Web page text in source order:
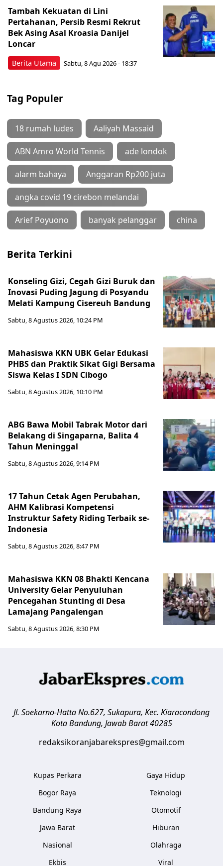
Berita Utama
Tambah Kekuatan di Lini
Pertahanan, Persib Resmi Rekrut
Bek Asing Asal Kroasia Danijel
Loncar
Sabtu, 8 Agu 2026 - 18:37
Tag Populer
18 rumah ludes Aaliyah Massaid
ABN Amro World Tennis ade londok
alarm bahaya Anggaran Rp200 juta
angka covid 19 cirebon melandai
Arief Poyuono banyak pelanggar china
Berita Terkini
Konseling Gizi, Cegah Gizi Buruk dan
Inovasi Puding Jagung di Posyandu
Melati Kampung Cisereuh Bandung
Sabtu, 8 Agustus 2026, 10:24 PM
Mahasiswa KKN UBK Gelar Edukasi
PHBS dan Praktik Sikat Gigi Bersama
Siswa Kelas I SDN Cibogo
Sabtu, 8 Agustus 2026, 10:10 PM
ABG Bawa Mobil Tabrak Motor dari
Belakang di Singaparna, Balita 4
Tahun Meninggal
Sabtu, 8 Agustus 2026, 9:14 PM
17 Tahun Cetak Agen Perubahan,
AHM Kalibrasi Kompetensi
Instruktur Safety Riding Terbaik se-
Indonesia
Sabtu, 8 Agustus 2026, 8:47 PM
Mahasiswa KKN 08 Bhakti Kencana
University Gelar Penyuluhan
Pencegahan Stunting di Desa
Lamajang Pangalengan
Sabtu, 8 Agustus 2026, 8:30 PM
Jl. Soekarno-Hatta No.627, Sukapura, Kec. Kiaracondong
Kota Bandung, Jawab Barat 40285
redaksikoranjabarekspres@gmail.com
Kupas Perkara
Bogor Raya
Bandung Raya
Jawa Barat
Nasional
Ekbis
Gaya Hidup
Teknologi
Otomotif
Hiburan
Olahraga
Viral